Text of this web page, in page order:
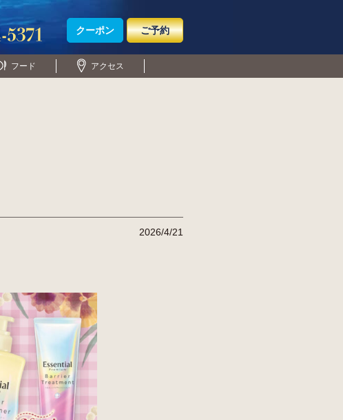
クーポン
ご予約
フード アクセス
2026/4/21